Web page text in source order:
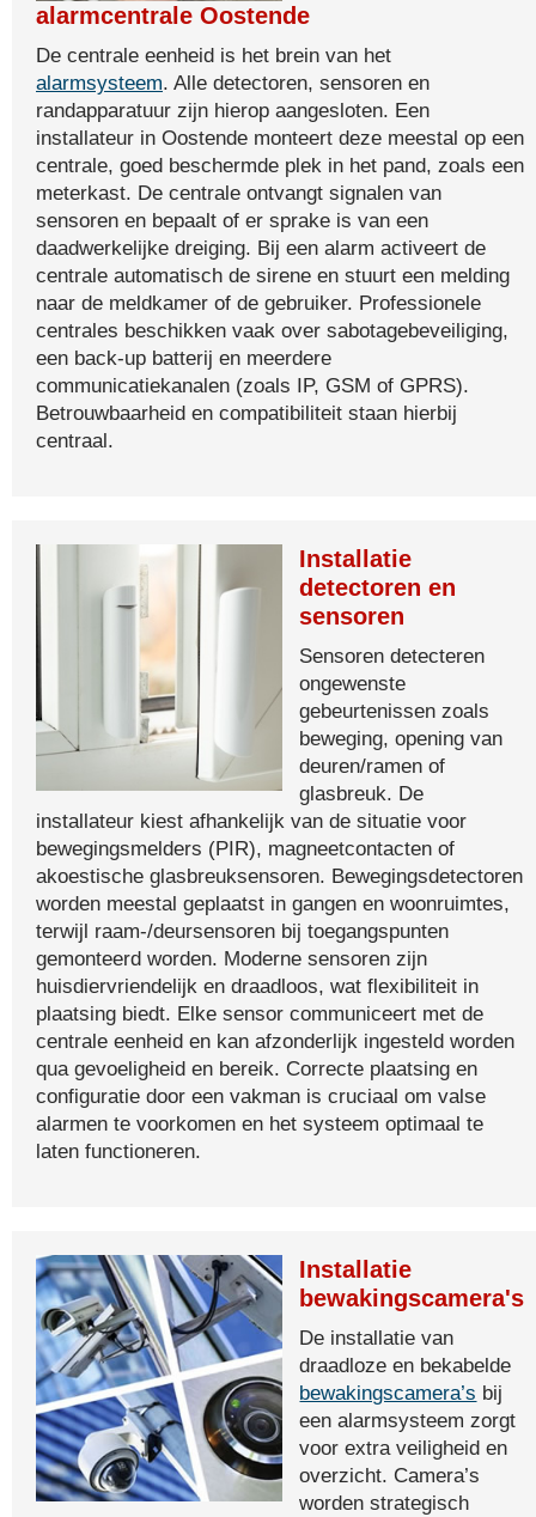
alarmcentrale Oostende
De centrale eenheid is het brein van het
alarmsysteem. Alle detectoren, sensoren en
randapparatuur zijn hierop aangesloten. Een
installateur in Oostende monteert deze meestal op een
centrale, goed beschermde plek in het pand, zoals een
meterkast. De centrale ontvangt signalen van
sensoren en bepaalt of er sprake is van een
daadwerkelijke dreiging. Bij een alarm activeert de
centrale automatisch de sirene en stuurt een melding
naar de meldkamer of de gebruiker. Professionele
centrales beschikken vaak over sabotagebeveiliging,
een back-up batterij en meerdere
communicatiekanalen (zoals IP, GSM of GPRS).
Betrouwbaarheid en compatibiliteit staan hierbij
centraal.
Installatie
detectoren en
sensoren
Sensoren detecteren
ongewenste
gebeurtenissen zoals
beweging, opening van
deuren/ramen of
glasbreuk. De
installateur kiest afhankelijk van de situatie voor
bewegingsmelders (PIR), magneetcontacten of
akoestische glasbreuksensoren. Bewegingsdetectoren
worden meestal geplaatst in gangen en woonruimtes,
terwijl raam-/deursensoren bij toegangspunten
gemonteerd worden. Moderne sensoren zijn
huisdiervriendelijk en draadloos, wat flexibiliteit in
plaatsing biedt. Elke sensor communiceert met de
centrale eenheid en kan afzonderlijk ingesteld worden
qua gevoeligheid en bereik. Correcte plaatsing en
configuratie door een vakman is cruciaal om valse
alarmen te voorkomen en het systeem optimaal te
laten functioneren.
Installatie
bewakingscamera's
De installatie van
draadloze en bekabelde
bewakingscamera’s bij
een alarmsysteem zorgt
voor extra veiligheid en
overzicht. Camera’s
worden strategisch